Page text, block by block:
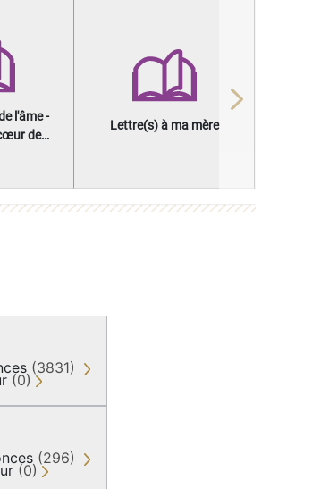
l'âme -
des
Lettre(s) à ma mère
Next
(3831)
(0)
(296)
(0)